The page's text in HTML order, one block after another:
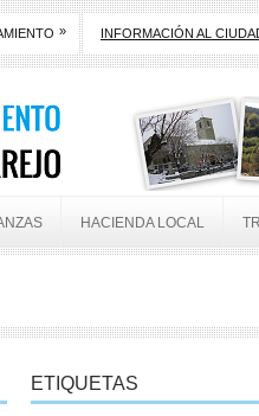
» INFORMACIÓN AL
HACIENDA LOCAL
ETIQUETAS